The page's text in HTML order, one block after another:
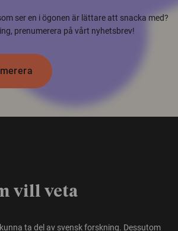
ser en i ögonen är lättare att snacka med?
prenumerera på vårt nyhetsbrev!
vill veta
ta del av svensk forskning. Dessutom